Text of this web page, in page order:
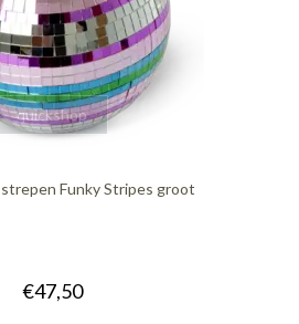
quickshop
strepen Funky Stripes groot
€47,50